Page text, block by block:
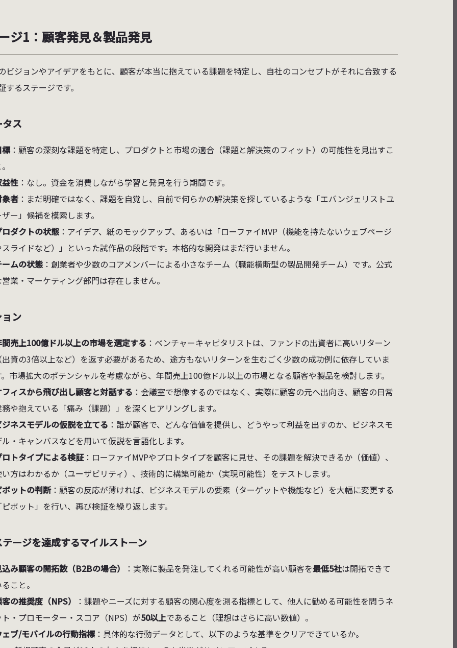
ジ1：顧客発見＆製品発見
ビジョンやアイデアをもとに、顧客が本当に抱えている課題を特定し、自社のコンセプトがそれに合致する
するステージです。
ス
：顧客の深刻な課題を特定し、プロダクトと市場の適合（課題と解決策のフィット）の可能性を見出すこ
性：なし。資金を消費しながら学習と発見を行う期間です。
者：まだ明確ではなく、課題を自覚し、自前で何らかの解決策を探しているような「エバンジェリストユ
ー」候補を模索します。
ダクトの状態：アイデア、紙のモックアップ、あるいは「ローファイMVP（機能を持たないウェブページ
ライドなど）」といった試作品の段階です。本格的な開発はまだ行いません。
ムの状態：創業者や少数のコアメンバーによる小さなチーム（職能横断型の製品開発チーム）です。公式
業・マーケティング部門は存在しません。
ン
売上100億ドル以上の市場を選定する ：ベンチャーキャピタリストは、ファンドの出資者に高いリターン
資の3倍以上など）を返す必要があるため、途方もないリターンを生むごく少数の成功例に依存していま
市場拡大のポテンシャルを考慮ながら、年間売上100億ドル以上の市場となる顧客や製品を検討します。
ィスから飛び出し顧客と対話する ：会議室で想像するのではなく、実際に顧客の元へ出向き、顧客の日常
や抱えている「痛み（課題）」を深くヒアリングします。
ネスモデルの仮説を立てる ：誰が顧客で、どんな価値を提供し、どうやって利益を出すのか、ビジネスモ
・キャンバスなどを用いて仮説を言語化します。
トタイプによる検証：ローファイMVPやプロトタイプを顧客に見せ、その課題を解決できるか（価値）、
方はわかるか（ユーザビリティ）、技術的に構築可能か（実現可能性）をテストします。
ットの判断：顧客の反応が薄ければ、ビジネスモデルの要素（ターゲットや機能など）を大幅に変更する
ボット」を行い、再び検証を繰り返します。
ージを達成するマイルストーン
み顧客の開拓数（B2Bの場合） ：実際に製品を発注してくれる可能性が高い顧客を最低5社は開拓できて
こと。
の推奨度（NPS）
：課題やニーズに対する顧客の関心度を測る指標として、他人に勧める可能性を問うネ
・プロモーター・スコア（NPS）が50以上であること（理想はさらに高い数値）。
ブ/モバイルの行動指標：具体的な行動データとして、以下のような基準をクリアできているか。